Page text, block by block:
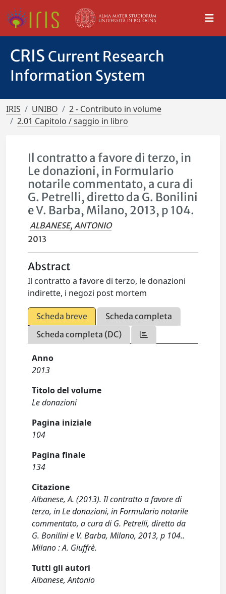
CRIS Current Research
Information System
IRIS UNIBO
2 - Contributo in volume
2.01 Capitolo / saggio in libro
Il contratto a favore di terzo, in
Le donazioni, in Formulario
notarile commentato, a cura di
G. Petrelli, diretto da G. Bonilini
e V. Barba, Milano, 2013, p 104.
ALBANESE, ANTONIO
2013
Abstract
Il contratto a favore di terzo, le donazioni
indirette, i negozi post mortem
Scheda breve
Scheda completa
Scheda completa (DC)
Anno
2013
Titolo del volume
Le donazioni
Pagina iniziale
104
Pagina finale
134
Citazione
Albanese, A. (2013). Il contratto a favore di
terzo, in Le donazioni, in Formulario notarile
commentato, a cura di G. Petrelli, diretto da
G. Bonilini e V. Barba, Milano, 2013, p 104..
Milano : A. Giuffrè.
Tutti gli autori
Albanese, Antonio